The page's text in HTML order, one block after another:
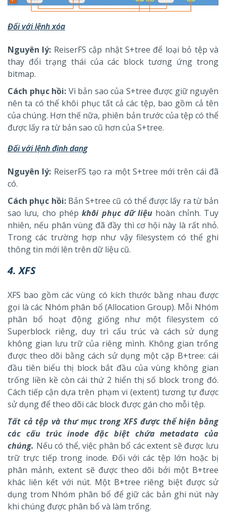
Đối với lệnh xóa
Nguyên lý: ReiserFS cập nhật S+tree để loại bỏ tệp và
thay đổi trạng thái của các block tương ứng trong
bitmap.
Cách phục hồi: Vì bản sao của S+tree được giữ nguyên
nên ta có thể khôi phục tất cả các tệp, bao gồm cả tên
của chúng. Hơn thế nữa, phiên bản trước của tệp có thể
được lấy ra từ bản sao cũ hơn của S+tree.
Đối với lệnh định dạng
Nguyên lý: ReiserFS tạo ra một S+tree mới trên cái đã
có.
Cách phục hồi:Bản S+tree cũ có thể được lấy ra từ bản
sao lưu, cho phépkhôi phục dữ liệu hoàn chỉnh. Tuy
nhiên, nếu phân vùng đã đầy thì cơ hội này là rất nhỏ.
Trong các trường hợp như vậy filesystem có thể ghi
thông tin mới lên trên dữ liệu cũ.
4. XFS
XFS bao gồm các vùng có kích thước bằng nhau được
gọi là các Nhóm phân bổ (Allocation Group). Mỗi Nhóm
phân bổ hoạt động giống như một filesystem có
Superblock riêng, duy trì cấu trúc và cách sử dụng
không gian lưu trữ của riêng mình. Không gian trống
được theo dõi bằng cách sử dụng một cặp B+tree: cái
đầu tiên biểu thị block bắt đầu của vùng không gian
trống liền kề còn cái thứ 2 hiển thị số block trong đó.
Cách tiếp cận dựa trên phạm vi (extent) tương tự được
sử dụng để theo dõi các block được gán cho mỗi tệp.
Tất cả tệp và thư mục trong XFS được thể hiện bằng
các cấu trúc inode đặc biệt chứa metadata của
chúng. Nếu có thể, việc phân bổ các extent sẽ được lưu
trữ trực tiếp trong inode. Đối với các tệp lớn hoặc bị
phân mảnh, extent sẽ được theo dõi bởi một B+tree
khác liên kết với nút. Một B+tree riêng biệt được sử
dụng trom Nhóm phân bổ để giữ các bản ghi nút này
khi chúng được phân bổ và làm trống.